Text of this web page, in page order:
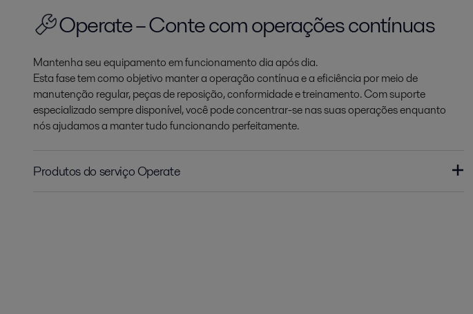
Operate – Conte com operações contínuas
Mantenha seu equipamento em funcionamento dia após dia.
Esta fase tem como objetivo manter a operação contínua e a eficiência por meio de
manutenção regular, peças de reposição, conformidade e treinamento. Com suporte
especializado sempre disponível, você pode concentrar-se nas suas operações enquanto
nós ajudamos a manter tudo funcionando perfeitamente.
Produtos do serviço Operate